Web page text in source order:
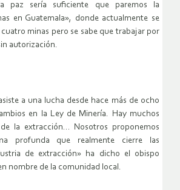
paz sería suficiente que paremos la
en Guatemala», donde actualmente se
minas pero se sabe que trabajar por
autorización.
a una lucha desde hace más de ocho
en la Ley de Minería. Hay muchos
la extracción… Nosotros proponemos
profunda que realmente cierre las
de extracción» ha dicho el obispo
nombre de la comunidad local.